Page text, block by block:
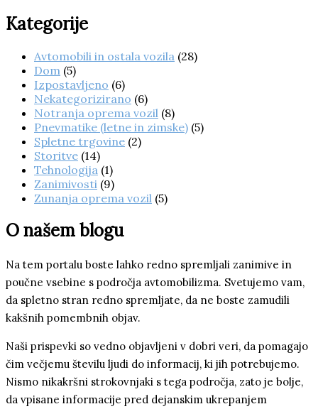
Kategorije
Avtomobili in ostala vozila (28)
Dom (5)
Izpostavljeno (6)
Nekategorizirano (6)
Notranja oprema vozil (8)
Pnevmatike (letne in zimske) (5)
Spletne trgovine (2)
Storitve (14)
Tehnologija (1)
Zanimivosti (9)
Zunanja oprema vozil (5)
O našem blogu
Na tem portalu boste lahko redno spremljali zanimive in
poučne vsebine s področja avtomobilizma. Svetujemo vam,
da spletno stran redno spremljate, da ne boste zamudili
kakšnih pomembnih objav.
Naši prispevki so vedno objavljeni v dobri veri, da pomagajo
čim večjemu številu ljudi do informacij, ki jih potrebujemo.
Nismo nikakršni strokovnjaki s tega področja, zato je bolje,
da vpisane informacije pred dejanskim ukrepanjem